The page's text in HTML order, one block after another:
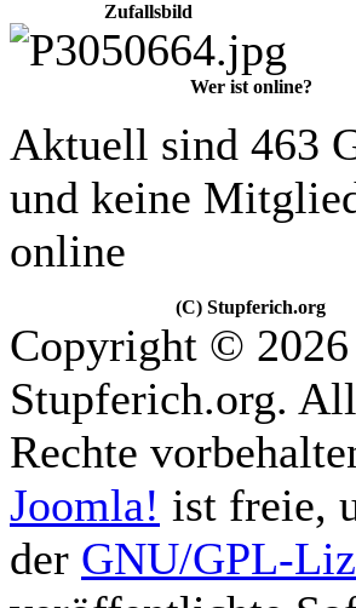
Zufallsbild
Wer ist online?
Aktuell sind 463
und keine
online
(C) Stupferich.org
Copyright © 2026
Stupferich.org.
Rechte
Joomla! ist freie,
der GNU/GPL-